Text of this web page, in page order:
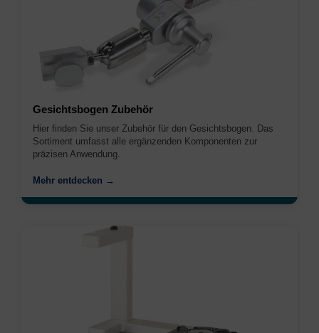
Gesichtsbogen Zubehör
Hier finden Sie unser Zubehör für den Gesichtsbogen. Das
Sortiment umfasst alle ergänzenden Komponenten zur
präzisen Anwendung.
Mehr entdecken →